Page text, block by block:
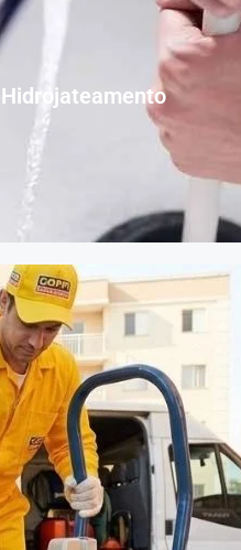
Hidrojateamento